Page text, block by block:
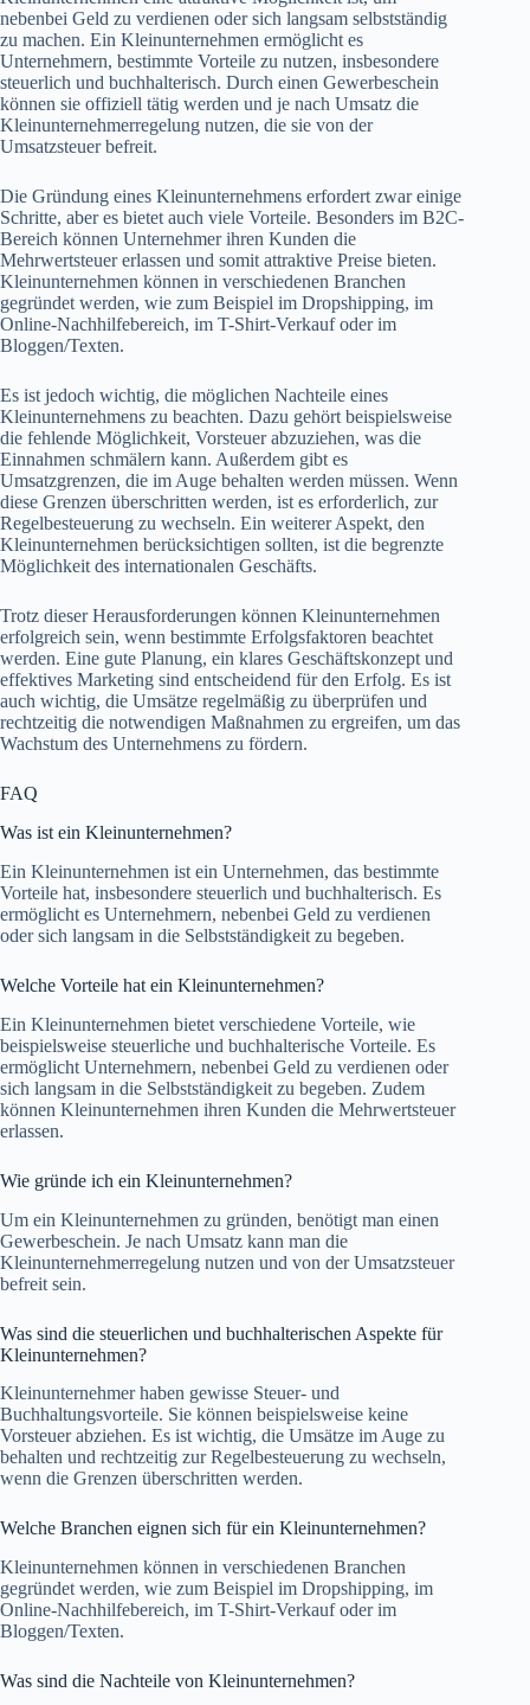
nebenbei Geld zu verdienen oder sich langsam selbstständig
zu machen. Ein Kleinunternehmen ermöglicht es
Unternehmern, bestimmte Vorteile zu nutzen, insbesondere
steuerlich und buchhalterisch. Durch einen Gewerbeschein
können sie offiziell tätig werden und je nach Umsatz die
Kleinunternehmerregelung nutzen, die sie von der
Umsatzsteuer befreit.
Die Gründung eines Kleinunternehmens erfordert zwar einige
Schritte, aber es bietet auch viele Vorteile. Besonders im B2C-
Bereich können Unternehmer ihren Kunden die
Mehrwertsteuer erlassen und somit attraktive Preise bieten.
Kleinunternehmen können in verschiedenen Branchen
gegründet werden, wie zum Beispiel im Dropshipping, im
Online-Nachhilfebereich, im T-Shirt-Verkauf oder im
Bloggen/Texten.
Es ist jedoch wichtig, die möglichen Nachteile eines
Kleinunternehmens zu beachten. Dazu gehört beispielsweise
die fehlende Möglichkeit, Vorsteuer abzuziehen, was die
Einnahmen schmälern kann. Außerdem gibt es
Umsatzgrenzen, die im Auge behalten werden müssen. Wenn
diese Grenzen überschritten werden, ist es erforderlich, zur
Regelbesteuerung zu wechseln. Ein weiterer Aspekt, den
Kleinunternehmen berücksichtigen sollten, ist die begrenzte
Möglichkeit des internationalen Geschäfts.
Trotz dieser Herausforderungen können Kleinunternehmen
erfolgreich sein, wenn bestimmte Erfolgsfaktoren beachtet
werden. Eine gute Planung, ein klares Geschäftskonzept und
effektives Marketing sind entscheidend für den Erfolg. Es ist
auch wichtig, die Umsätze regelmäßig zu überprüfen und
rechtzeitig die notwendigen Maßnahmen zu ergreifen, um das
Wachstum des Unternehmens zu fördern.
FAQ
Was ist ein Kleinunternehmen?
Ein Kleinunternehmen ist ein Unternehmen, das bestimmte
Vorteile hat, insbesondere steuerlich und buchhalterisch. Es
ermöglicht es Unternehmern, nebenbei Geld zu verdienen
oder sich langsam in die Selbstständigkeit zu begeben.
Welche Vorteile hat ein Kleinunternehmen?
Ein Kleinunternehmen bietet verschiedene Vorteile, wie
beispielsweise steuerliche und buchhalterische Vorteile. Es
ermöglicht Unternehmern, nebenbei Geld zu verdienen oder
sich langsam in die Selbstständigkeit zu begeben. Zudem
können Kleinunternehmen ihren Kunden die Mehrwertsteuer
erlassen.
Wie gründe ich ein Kleinunternehmen?
Um ein Kleinunternehmen zu gründen, benötigt man einen
Gewerbeschein. Je nach Umsatz kann man die
Kleinunternehmerregelung nutzen und von der Umsatzsteuer
befreit sein.
Was sind die steuerlichen und buchhalterischen Aspekte für
Kleinunternehmen?
Kleinunternehmer haben gewisse Steuer- und
Buchhaltungsvorteile. Sie können beispielsweise keine
Vorsteuer abziehen. Es ist wichtig, die Umsätze im Auge zu
behalten und rechtzeitig zur Regelbesteuerung zu wechseln,
wenn die Grenzen überschritten werden.
Welche Branchen eignen sich für ein Kleinunternehmen?
Kleinunternehmen können in verschiedenen Branchen
gegründet werden, wie zum Beispiel im Dropshipping, im
Online-Nachhilfebereich, im T-Shirt-Verkauf oder im
Bloggen/Texten.
Was sind die Nachteile von Kleinunternehmen?